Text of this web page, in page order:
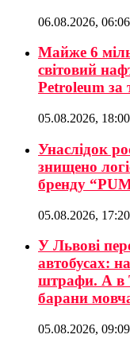
06.08.2026, 06:06
Майже 6
світовий
Petroleum за
05.08.2026, 18:00
Унаслідок
знищено
бренду
05.08.2026, 17:20
У Львові
автобусах:
штрафи. А в
барани
05.08.2026, 09:09